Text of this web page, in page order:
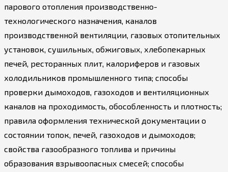
парового отопления производственно-
технологического назначения, каналов
производственной вентиляции, газовых отопительных
установок, сушильных, обжиговых, хлебопекарных
печей, ресторанных плит, калориферов и газовых
холодильников промышленного типа; способы
проверки дымоходов, газоходов и вентиляционных
каналов на проходимость, обособленность и плотность;
правила оформления технической документации о
состоянии топок, печей, газоходов и дымоходов;
свойства газообразного топлива и причины
образования взрывоопасных смесей; способы